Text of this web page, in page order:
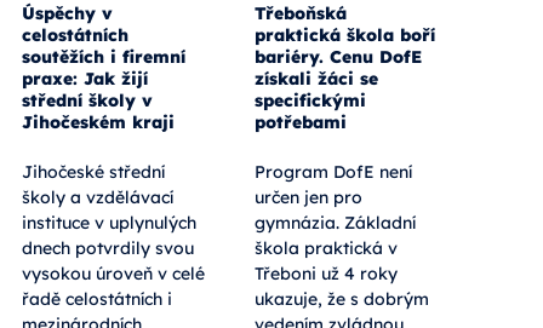
Úspěchy v
celostátních
soutěžích i firemní
praxe: Jak žijí
střední školy v
Jihočeském kraji
Jihočeské střední
školy a vzdělávací
instituce v uplynulých
dnech potvrdily svou
vysokou úroveň v celé
řadě celostátních i
Třeboňská
praktická škola boří
bariéry. Cenu DofE
získali žáci se
specifickými
potřebami
Program DofE není
určen jen pro
gymnázia. Základní
škola praktická v
Třeboni už 4 roky
ukazuje, že s dobrým